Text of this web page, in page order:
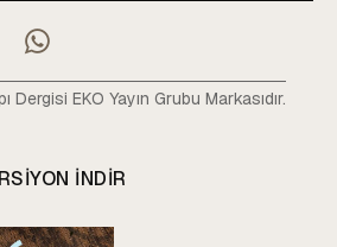
Dergisi EKO Yayın Grubu Markasıdır.
INDIR